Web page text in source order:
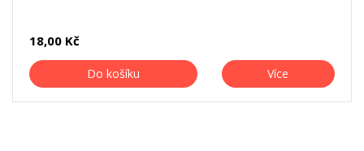
18,00 Kč
Do košíku Více